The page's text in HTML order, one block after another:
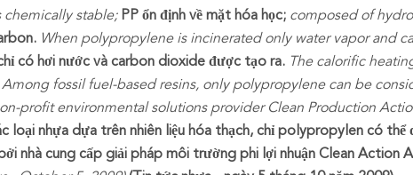
chemically stable; PP ổn định về mặt hóa học; composed of
When polypropylene is incinerated only water vapor and
có hơi nước và carbon dioxide được tạo ra. The calorific
Among fossil fuel-based resins, only polypropylene can be
profit environmental solutions provider Clean Production
loại nhựa dựa trên nhiên liệu hóa thạch, chỉ polypropylen có
nhà cung cấp giải pháp môi trường phi lợi nhuận Clean Action